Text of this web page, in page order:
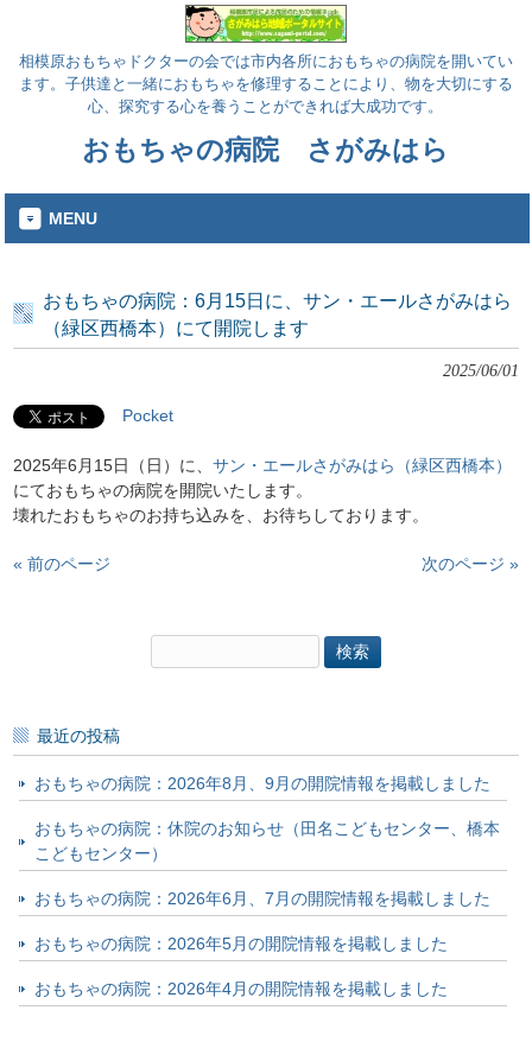
相模原おもちゃドクターの会では市内各所におもちゃの病院を開いてい
ます。子供達と一緒におもちゃを修理することにより、物を大切にする
心、探究する心を養うことができれば大成功です。
おもちゃの病院 さがみはら
MENU
おもちゃの病院：6月15日に、サン・エールさがみはら
（緑区西橋本）にて開院します
2025/06/01
Pocket
2025年6月15日（日）に、サン・エールさがみはら（緑区西橋本）
にておもちゃの病院を開院いたします。
壊れたおもちゃのお持ち込みを、お待ちしております。
« 前のページ 次のページ »
索:
最近の投稿
おもちゃの病院：2026年8月、9月の開院情報を掲載しました
おもちゃの病院：休院のお知らせ（田名こどもセンター、橋本
こどもセンター）
おもちゃの病院：2026年6月、7月の開院情報を掲載しました
おもちゃの病院：2026年5月の開院情報を掲載しました
おもちゃの病院：2026年4月の開院情報を掲載しました